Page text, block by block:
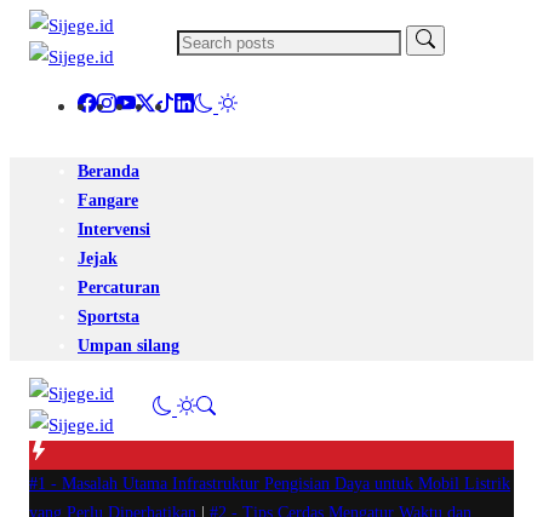
Beranda
Fangare
Intervensi
Jejak
Percaturan
Sportsta
Umpan silang
#1 - Masalah Utama Infrastruktur Pengisian Daya untuk Mobil Listrik
yang Perlu Diperhatikan
#2 - Tips Cerdas Mengatur Waktu dan